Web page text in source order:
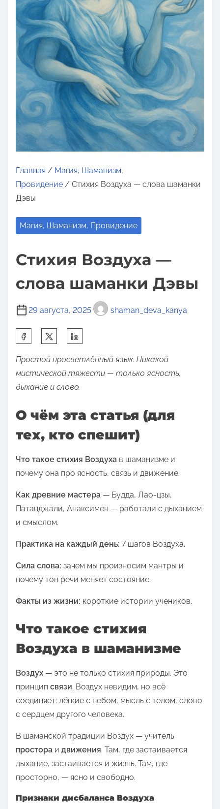
Главная / Магия, Шаманизм,
Провидение / Стихия Воздуха — слова шаманки
Дэвы
Магия, Шаманизм, Провидение
Стихия Воздуха —
слова шаманки Дэвы
29 августа, 2025 shaman_deva_kanya
д
е
л
т
ь
я
э
о
й
з
а
и
с
ь
в
Простой просветлённый язык. Никакой
мистической тяжести — только ясность,
дыхание и слово.
О чём эта статья (для
тех, кто спешит)
Что такое стихия Воздуха в шаманизме и
почему она про ясность, связь и движение.
Как древние мастера — Будда, Лао‑цзы,
Патанджали, Анаксимен — работали с дыханием
и смыслом.
Практика на каждый день: 7 шагов Воздуха.
Сила слова: зачем мы произносим мантры и
почему тон речи меняет состояние.
Факты из жизни: короткие истории учеников.
Что такое стихия
Воздуха в шаманизме
Воздух — это не только стихия природы. Это
принцип связи. Воздух невидим, но всё
соединяет: лёгкие с небом, мысль с телом, слово
с сердцем другого человека.
В шаманской традиции Воздух — учитель
простора и движения. Там, где застаивается
дыхание, застаивается и жизнь. Там, где
просторно, — ясно и свободно.
Признаки дисбаланса Воздуха